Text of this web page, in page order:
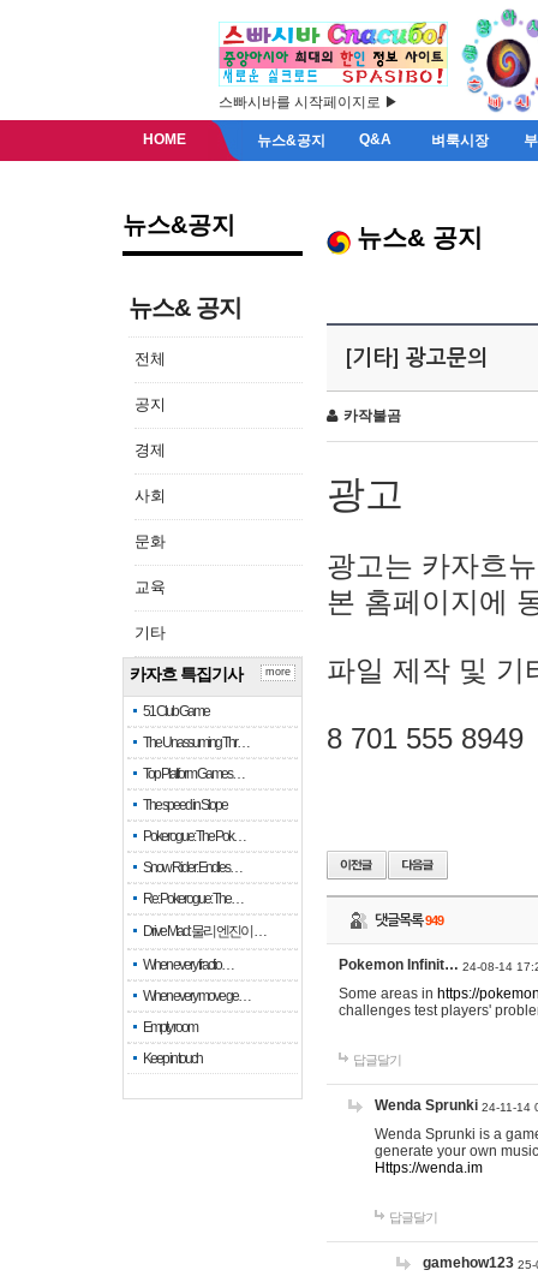
스빠시바를 시작페이지로 ▶
HOME 뉴스&공지 Q&A 벼룩시장
뉴스&공지
뉴스& 공지
전체
공지
경제
사회
문화
교육
기타
카자흐 특집기사
51 Club Game
The Unassuming Thr…
Top Platform Games…
The speed in Slope
Pokerogue: The Pok…
Snow Rider: Endles…
Re: Pokerogue: The…
Drive Mad: 물리 엔진이 …
When every fractio…
When every move ge…
Empty room
Keep in touch
more
뉴스& 공지
[기타] 광고문의
카작불곰
광고
광고는 카자흐
본 홈페이지에
파일 제작 및 기
8 701 555 8949
댓글목록949
Pokemon Infinit… 24-08-14
Some areas in https://
challenges test players'
답글달기
Wenda Sprunki 24-11-14
Wenda Sprunki is a
generate your own
Https://wenda.im
답글달기
gamehow123 25-